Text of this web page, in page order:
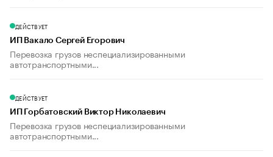
ДЕЙСТВУЕТ
ИП Вакало Сергей Егорович
Перевозка грузов неспециализированными
автотранспортными...
ДЕЙСТВУЕТ
ИП Горбатовский Виктор Николаевич
Перевозка грузов неспециализированными
автотранспортными...